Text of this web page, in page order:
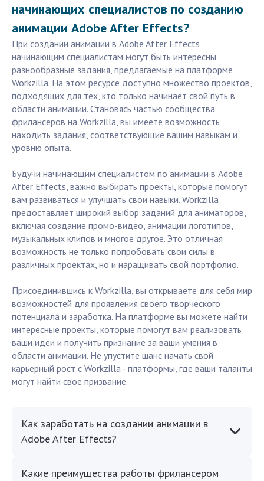
начинающих специалистов по созданию
анимации Adobe After Effects?
При создании анимации в Adobe After Effects
начинающим специалистам могут быть интересны
разнообразные задания, предлагаемые на платформе
Workzilla. На этом ресурсе доступно множество проектов,
подходящих для тех, кто только начинает свой путь в
области анимации. Становясь частью сообщества
фрилансеров на Workzilla, вы имеете возможность
находить задания, соответствующие вашим навыкам и
уровню опыта.
Будучи начинающим специалистом по анимации в Adobe
After Effects, важно выбирать проекты, которые помогут
вам развиваться и улучшать свои навыки. Workzilla
предоставляет широкий выбор заданий для аниматоров,
включая создание промо-видео, анимации логотипов,
музыкальных клипов и многое другое. Это отличная
возможность не только попробовать свои силы в
различных проектах, но и наращивать свой портфолио.
Присоединившись к Workzilla, вы открываете для себя мир
возможностей для проявления своего творческого
потенциала и заработка. На платформе вы можете найти
интересные проекты, которые помогут вам реализовать
ваши идеи и получить признание за ваши умения в
области анимации. Не упустите шанс начать свой
карьерный рост с Workzilla - платформы, где ваши таланты
могут найти свое призвание.
Как заработать на создании анимации в
Adobe After Effects?
Какие преимущества работы фрилансером